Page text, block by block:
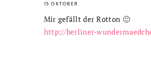
15 OKTOBER
Mir gefällt der Rotton 🙂
http://berliner-